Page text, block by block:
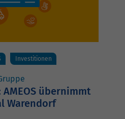
Investitionen
übernimmt
Warendorf